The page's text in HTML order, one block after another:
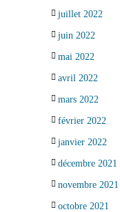
juillet 2022
juin 2022
mai 2022
avril 2022
mars 2022
février 2022
janvier 2022
décembre 2021
novembre 2021
octobre 2021